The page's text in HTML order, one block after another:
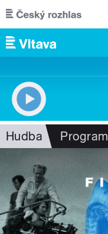
Přejít k hlavnímu obsahu
Hudba Program